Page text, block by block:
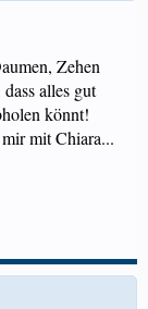
Zehen
alles gut
könnt!
mit Chiara...